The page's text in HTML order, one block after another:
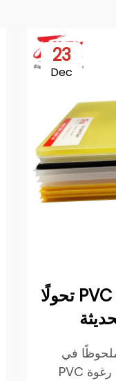
23
Dec
كيف يُحدث لوح الرغوة PVC تحولًا
في
السنوات الأخيرة، حيث برز لوح رغوة PVC